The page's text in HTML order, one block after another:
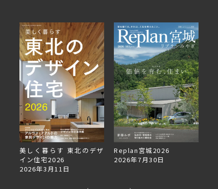
く暮らす 東北のデザ
住宅2026
年3月11日
Replan宮城2026
2026年7月30日